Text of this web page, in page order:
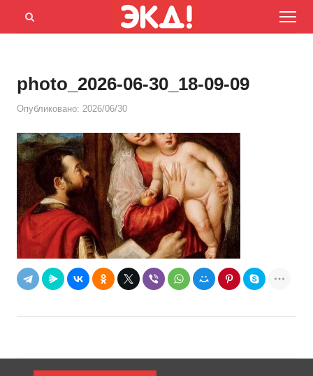
Menu
Открыть
photo_2026-06-30_18-09-09
Опубликовано: 2026/06/30